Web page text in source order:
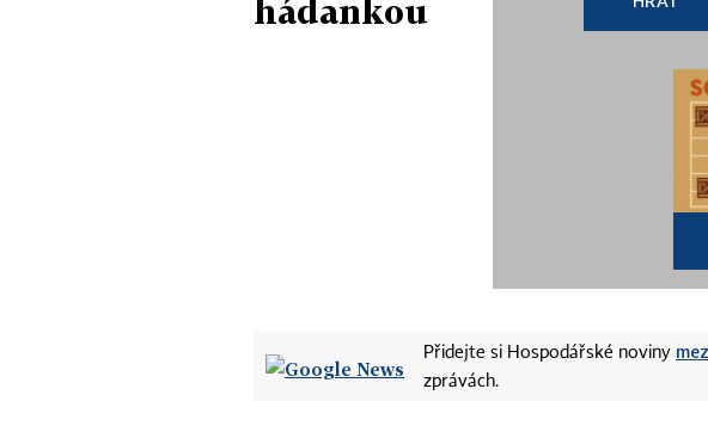
hádankou
Přidejte si Hospodářské noviny
zprávách.